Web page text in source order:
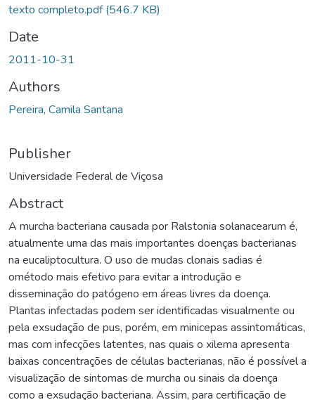
texto completo.pdf(546.7 KB)
Date
2011-10-31
Authors
Pereira, Camila Santana
Publisher
Universidade Federal de Viçosa
Abstract
A murcha bacteriana causada por Ralstonia solanacearum é,
atualmente uma das mais importantes doenças bacterianas
na eucaliptocultura. O uso de mudas clonais sadias é
ométodo mais efetivo para evitar a introdução e
disseminação do patógeno em áreas livres da doença.
Plantas infectadas podem ser identificadas visualmente ou
pela exsudação de pus, porém, em minicepas assintomáticas,
mas com infecções latentes, nas quais o xilema apresenta
baixas concentrações de células bacterianas, não é possível a
visualização de sintomas de murcha ou sinais da doença
como a exsudação bacteriana. Assim, para certificação de